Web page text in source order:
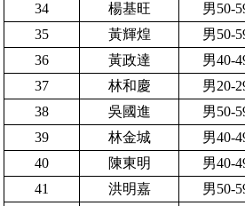
34
楊基旺
男50-
35
黃輝煌
男50-
36
黃政達
男40-
37
林和慶
男20-
38
吳國進
男50-
39
林金城
男40-
40
陳東明
男40-
41
洪明嘉
男50-